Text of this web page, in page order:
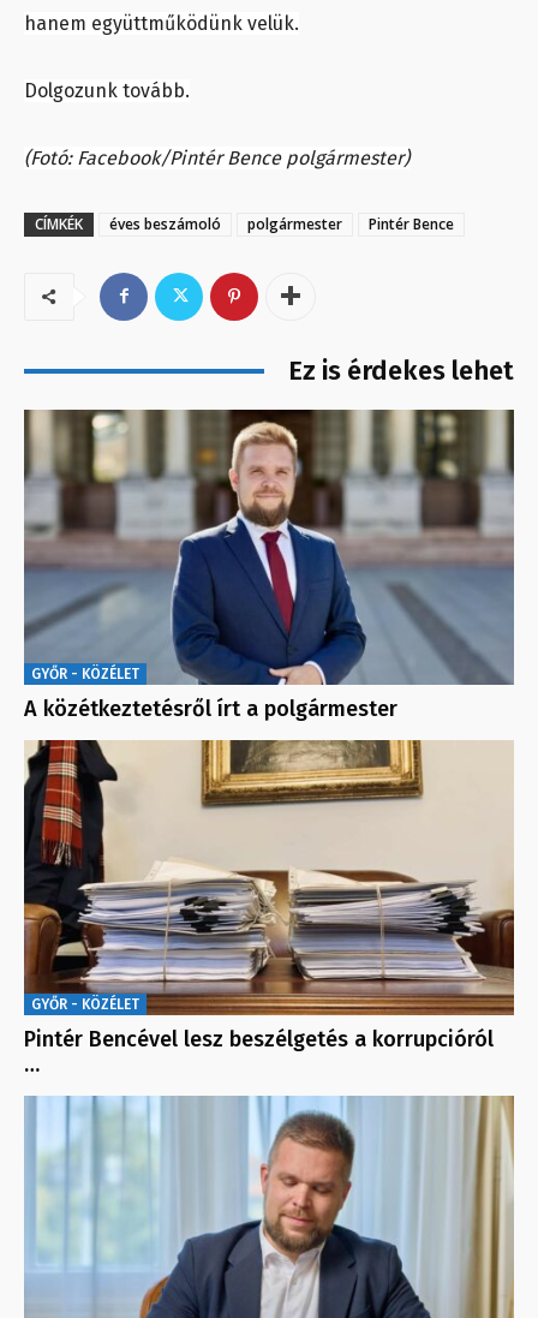
hanem együttműködünk velük.
Dolgozunk tovább.
(Fotó: Facebook/Pintér Bence polgármester)
CÍMKÉK éves beszámoló polgármester Pintér Bence
Ez is érdekes lehet
GYŐR - KÖZÉLET
A közétkeztetésről írt a polgármester
GYŐR - KÖZÉLET
Pintér Bencével lesz beszélgetés a korrupcióról
…